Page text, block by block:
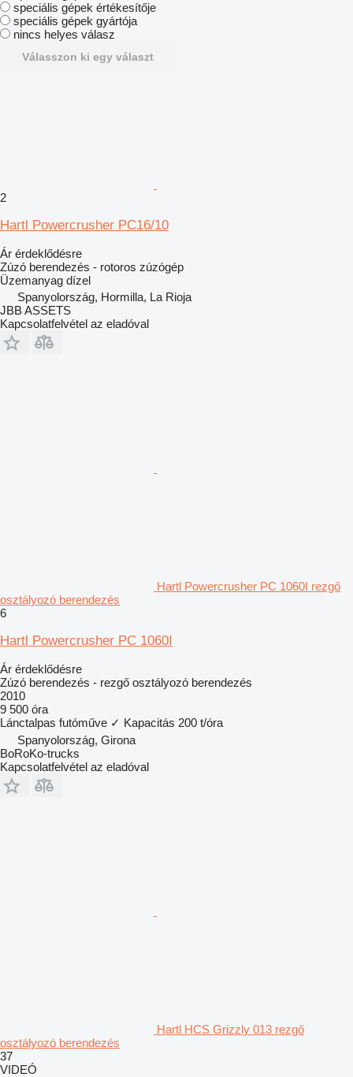
speciális gépek értékesítője
speciális gépek gyártója
nincs helyes válasz
Válasszon ki egy választ
2
Hartl Powercrusher PC16/10
Ár érdeklődésre
Zúzó berendezés - rotoros zúzógép
Üzemanyag dízel
Spanyolország, Hormilla, La Rioja
JBB ASSETS
Kapcsolatfelvétel az eladóval
Hartl Powercrusher PC 1060I rezgő
osztályozó berendezés
6
Hartl Powercrusher PC 1060I
Ár érdeklődésre
Zúzó berendezés - rezgő osztályozó berendezés
2010
9 500 óra
Lánctalpas futóműve ✓ Kapacitás 200 t/óra
Spanyolország, Girona
BoRoKo-trucks
Kapcsolatfelvétel az eladóval
Hartl HCS Grizzly 013 rezgő
osztályozó berendezés
37
VIDEÓ